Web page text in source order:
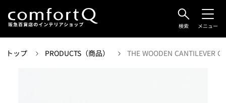
検索 メニュー
トップ PRODUCTS（商品） THE WOODEN CANTILEVER